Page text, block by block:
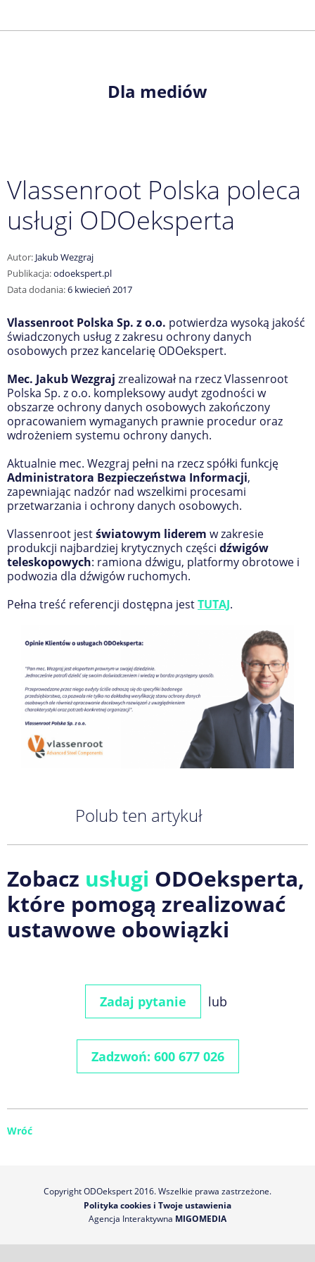
Dla mediów
Vlassenroot Polska poleca
usługi ODOeksperta
Autor: Jakub Wezgraj
Publikacja:odoekspert.pl
Data dodania:6 kwiecień 2017
Vlassenroot Polska Sp. z o.o. potwierdza wysoką jakość
świadczonych usług z zakresu ochrony danych
osobowych przez kancelarię ODOekspert.
Mec. Jakub Wezgraj zrealizował na rzecz Vlassenroot
Polska Sp. z o.o. kompleksowy audyt zgodności w
obszarze ochrony danych osobowych zakończony
opracowaniem wymaganych prawnie procedur oraz
wdrożeniem systemu ochrony danych.
Aktualnie mec. Wezgraj pełni na rzecz spółki funkcję
Administratora Bezpieczeństwa Informacji,
zapewniając nadzór nad wszelkimi procesami
przetwarzania i ochrony danych osobowych.
Vlassenroot jestświatowym liderem w zakresie
produkcji najbardziej krytycznych części dźwigów
teleskopowych: ramiona dźwigu, platformy obrotowe i
podwozia dla dźwigów ruchomych.
Pełna treść referencji dostępna jestTUTAJ.
Polub ten artykuł
Zobacz usługi ODOeksperta,
które pomogą zrealizować
ustawowe obowiązki
Zadaj pytanie lub
Zadzwoń: 600 677 026
Wróć
Copyright ODOekspert 2016. Wszelkie prawa zastrzeżone.
Polityka cookies i Twoje ustawienia
Agencja Interaktywna MIGOMEDIA